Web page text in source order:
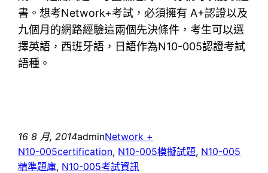
書。想考Network+考試，必須擁有 A+認證以及
九個月的網路經驗這兩個先決條件，考生可以選
擇英語，西班牙語，日語作為N10-005認證考試
語種。
16 8 月, 2014adminNetwork +
N10-005certification, N10-005模擬試題, N10-005
精準題庫, N10-005考試資訊